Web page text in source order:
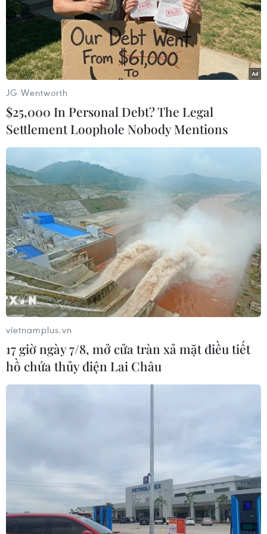
150 doanh nghiệp tham gia Hội chợ Thời
trang Việt Nam 2014
16/12/2014 11:51
150 doanh nghiệp dệt may, da giày, kim hoàn, mỹ
phẩm và dịch vụ chăm sóc sắc đẹp từ các tỉnh, thành
phố trên cả nước sẽ tham gia Hội chợ Thời trang Việt
Nam 2014 diễn ra tại Hà Nội từ 19-25/12.
Hàng loạt bộ sưu tập mới ra mắt tại hội
chợ thời trang quốc tế
JG Wentworth
$25,000 In Personal Debt? The Legal
Settlement Loophole Nobody Mentions
vietnamplus.vn
17 giờ ngày 7/8, mở cửa tràn xả mặt điều tiết
hồ chứa thủy điện Lai Châu